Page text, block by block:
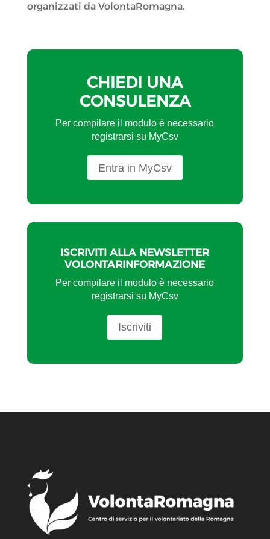
organizzati da VolontaRomagna.
CHIEDI UNA
CONSULENZA
Per compilare il modulo è necessario
registrarsi su MyCsv
Entra in MyCsv
ISCRIVITI ALLA NEWSLETTER
VOLONTARINFORMAZIONE
Per compilare il modulo è necessario
registrarsi su MyCsv
Iscriviti